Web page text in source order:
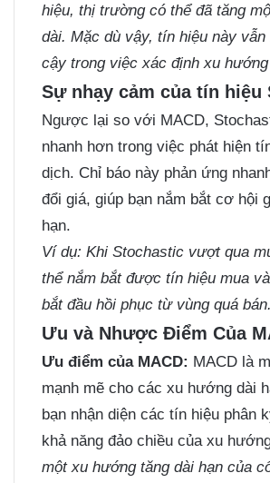
hiệu, thị trường có thể đã tăng
dài. Mặc dù vậy, tín hiệu này vẫn
cậy trong việc xác định xu hướng
Sự nhạy cảm của tín hiệu
Ngược lại so với MACD,
nhanh hơn trong việc phát hiện
dịch. Chỉ báo này phản ứng
đổi giá, giúp bạn nắm bắt cơ hội
hạn.
Ví dụ: Khi Stochastic vượt qua
thể nắm bắt được tín hiệu mua
bắt đầu hồi phục từ vùng quá bán.
Ưu và Nhược Điểm Của
Ưu điểm của MACD: MACD là
mạnh mẽ cho các xu hướng dài
bạn nhận diện các tín hiệu phân
khả năng đảo chiều của xu
một xu hướng tăng dài hạn của